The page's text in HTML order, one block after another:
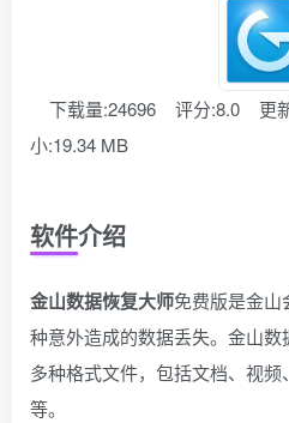
下载量:24696 评分:8.0 更
小:19.34 MB
软件介绍
金山数据恢复大师免费版是金山
种意外造成的数据丢失。金山
多种格式文件，包括文档、视
等。